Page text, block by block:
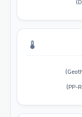
thermostat